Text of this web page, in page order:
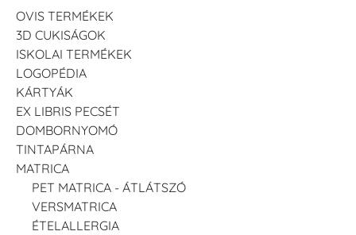
OVIS TERMÉKEK
3D CUKISÁGOK
ISKOLAI TERMÉKEK
LOGOPÉDIA
KÁRTYÁK
EX LIBRIS PECSÉT
DOMBORNYOMÓ
TINTAPÁRNA
MATRICA
PET MATRICA - ÁTLÁTSZÓ
VERSMATRICA
ÉTELALLERGIA